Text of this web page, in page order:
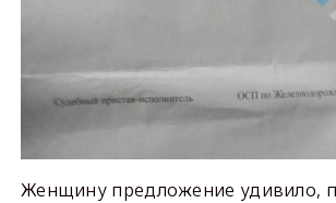
Женщину предложение удивило,